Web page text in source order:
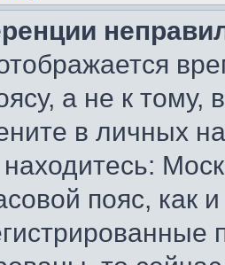
а не к тому,
в личных
пояс, как